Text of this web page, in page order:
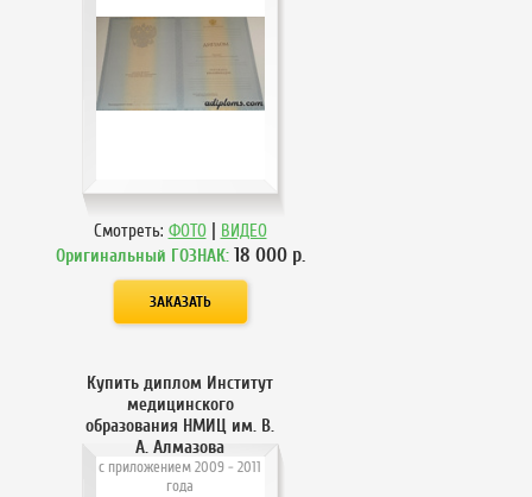
Смотреть: ФОТО | ВИДЕО
Оригинальный ГОЗНАК: 18 000р.
Купить диплом Институт
медицинского
образования НМИЦ им. В.
А. Алмазова
с приложением 2009 - 2011
года